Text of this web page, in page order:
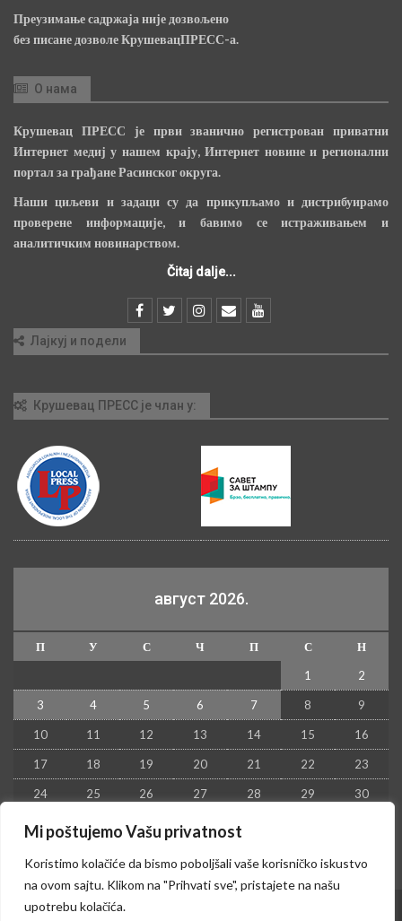
Mi poštujemo Vašu privatnost
Koristimo kolačiće da bismo poboljšali vaše korisničko iskustvo
na ovom sajtu. Klikom na "Prihvati sve", pristajete na našu
upotrebu kolačića.
Преузимање садржаја није дозвољено
без писане дозволе КрушевацПРЕСС-а.
О нама
Крушевац ПРЕСС је први званично регистрован приватни
Интернет медиј у нашем крају, Интернет новине и регионални
портал за грађане Расинског округа.
Наши циљеви и задаци су да прикупљамо и дистрибуирамо
проверене информације, и бавимо се истраживањем и
аналитичким новинарством.
Čitaj dalje...
Лајкуј и подели
Крушевац ПРЕСС је члан у:
август 2026.
П У С Ч П С
Н
1
2
3 4 5 6 7 8 9
10 11 12 13 14 15 16
17 18 19 20 21 22 23
24 25 26 27 28 29 30
31